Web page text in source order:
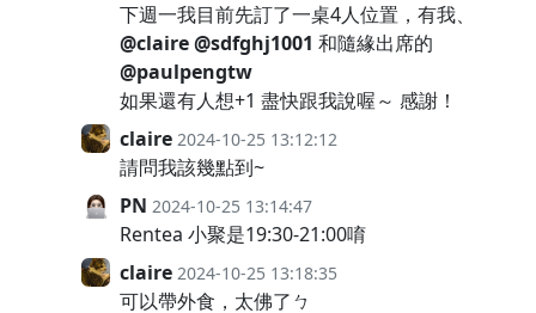
下週一我目前先訂了一桌4人位置，有我、
@claire@sdfghj1001 和隨緣出席的
@paulpengtw
如果還有人想+1 盡快跟我說喔～ 感謝！
claire 2024-10-25 13:12:12
請問我該幾點到~
PN 2024-10-25 13:14:47
Rentea 小聚是19:30-21:00唷
claire 2024-10-25 13:18:35
可以帶外食，太佛了ㄅ